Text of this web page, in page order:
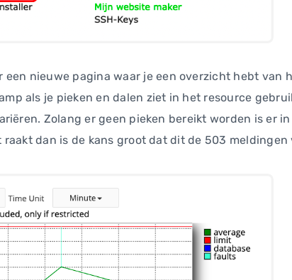
nieuwe pagina waar je een overzicht hebt van
als je pieken en dalen ziet in het resource
Zolang er geen pieken bereikt worden is er
dan is de kans groot dat dit de 503 meldingen